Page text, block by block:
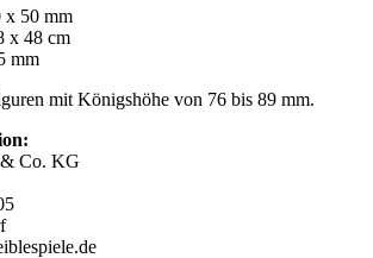
x 50 mm
x 48 cm
mm
mit Königshöhe von 76 bis 89 mm.
Co. KG